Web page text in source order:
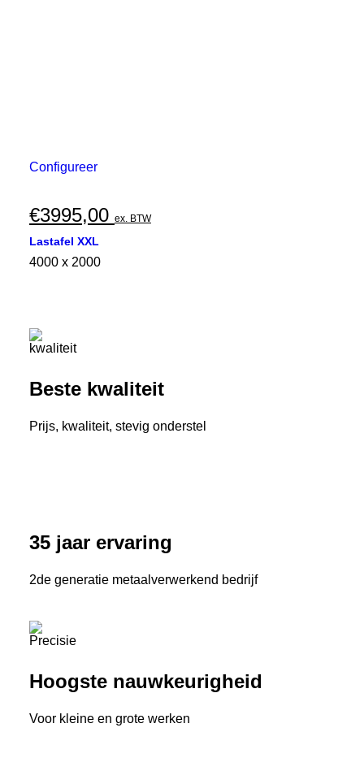
Configureer
€3995,00 ex. BTW
Lastafel XXL
4000 x 2000
Beste kwaliteit
Prijs, kwaliteit, stevig onderstel
35 jaar ervaring
2de generatie metaalverwerkend bedrijf
Hoogste nauwkeurigheid
Voor kleine en grote werken